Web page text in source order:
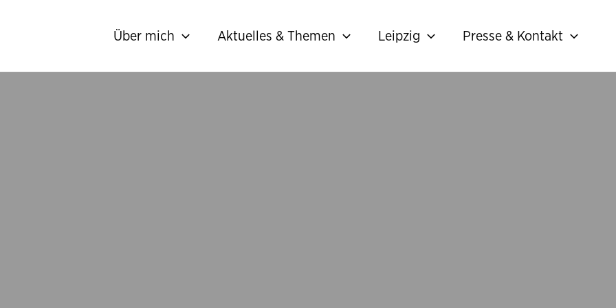
Über mich Aktuelles & Themen Leipzig Presse & Kontakt